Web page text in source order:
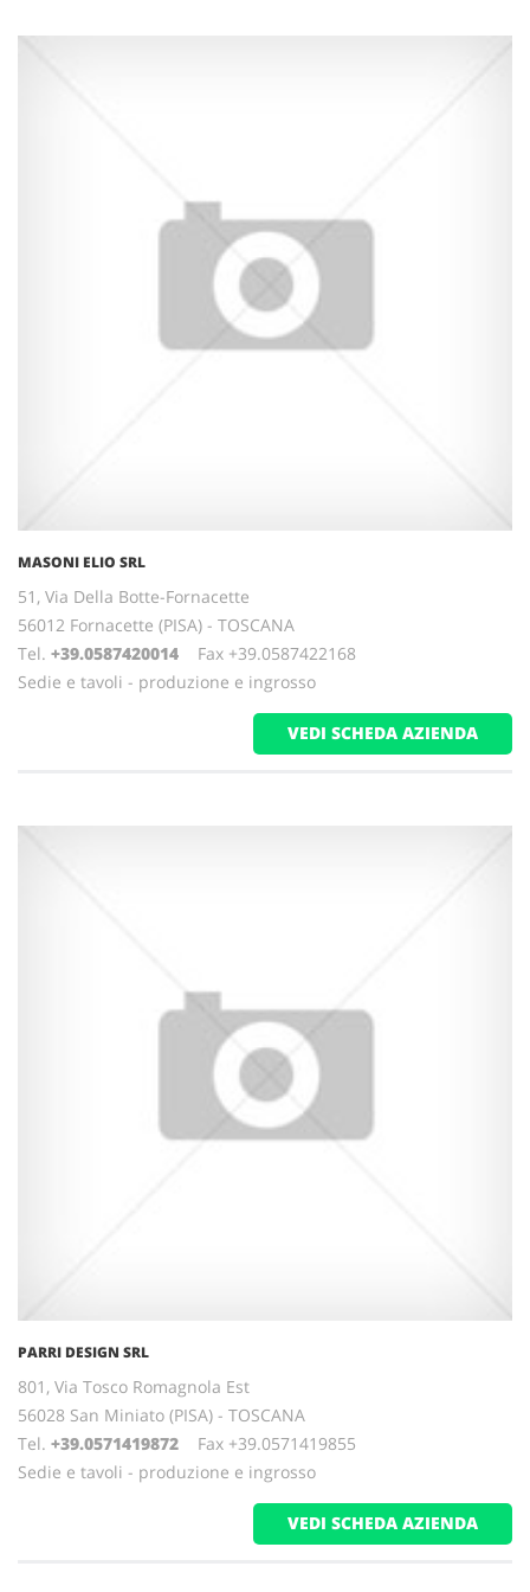
MASONI ELIO SRL
51, Via Della Botte-Fornacette
56012 Fornacette (PISA) - TOSCANA
Tel. +39.0587420014 Fax +39.0587422168
Sedie e tavoli - produzione e ingrosso
VEDI SCHEDA AZIENDA
PARRI DESIGN SRL
801, Via Tosco Romagnola Est
56028 San Miniato (PISA) - TOSCANA
Tel. +39.0571419872 Fax +39.0571419855
Sedie e tavoli - produzione e ingrosso
VEDI SCHEDA AZIENDA